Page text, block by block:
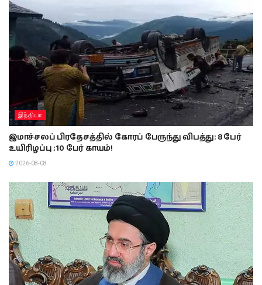
இந்தியா
இமாச்சலப் பிரதேசத்தில் கோரப் பேருந்து விபத்து: 8 பேர்
உயிரிழப்பு ; 10 பேர் காயம்!
2026-08-08